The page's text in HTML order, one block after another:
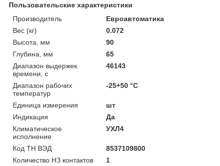
Пользовательские характеристики
Производитель
Евроавтоматика
Вес (кг)
0.072
Высота, мм
90
Глубина, мм
65
Диапазон выдержек
времени, с
46143
Диапазон рабочих
температур
-25+50 °C
Единица измерения
шт
Индикация
Да
Климатическое
исполнение
УХЛ4
Код ТН ВЭД
8537109800
Количество НЗ контактов
1